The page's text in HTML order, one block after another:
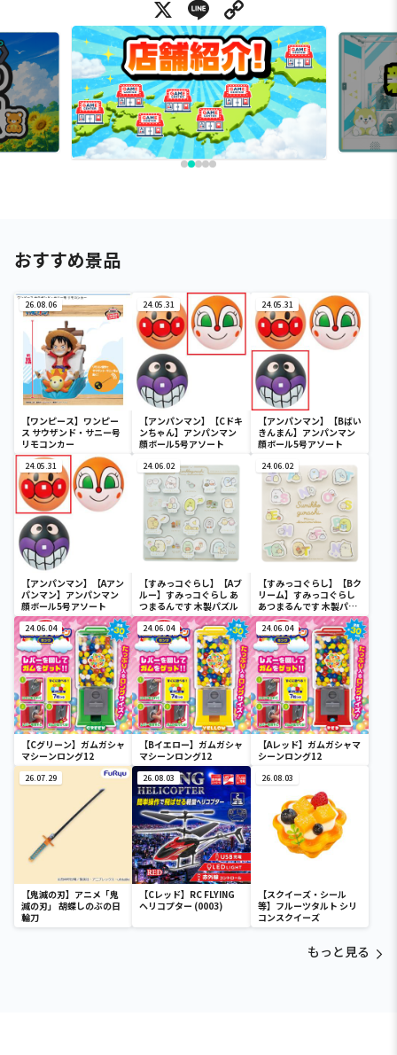
X Line
おすすめ景品
26.08.06
【ワンピース】ワンピー
ス サウザンド・サニー号
リモコンカー
24.05.31
【アンパンマン】【Cドキ
ンちゃん】アンパンマン
顔ボール5号アソート
24.05.31
【アンパンマン】【Bばい
きんまん】アンパンマン
顔ボール5号アソート
24.05.31
【アンパンマン】【Aアン
パンマン】アンパンマン
顔ボール5号アソート
24.06.02
【すみっコぐらし】【Aブ
ルー】すみっコぐらし あ
つまるんです 木製パズル
24.06.02
【すみっコぐらし】【Bク
リーム】すみっコぐらし
あつまるんです 木製パズ
ル
24.06.04
【Cグリーン】ガムガシャ
マシーンロング12
24.06.04
【Bイエロー】ガムガシャ
マシーンロング12
24.06.04
【Aレッド】ガムガシャマ
シーンロング12
26.07.29
【鬼滅の刃】アニメ「鬼
滅の刃」 胡蝶しのぶの日
輪刀
26.08.03
【Cレッド】RC FLYING
ヘリコプター (0003)
26.08.03
【スクイーズ・シール
等】フルーツタルト シリ
コンスクイーズ
もっと見る